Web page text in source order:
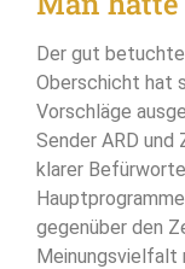
Der gut
Oberschicht hat
Vorschläge
Sender ARD und
klarer
gegenüber den
Meinungsvielfalt